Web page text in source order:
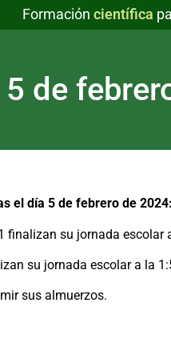
Formación científica
5 de
el día 5 de febrero de 2024:
finalizan su jornada escolar
su jornada escolar a la
sus almuerzos.